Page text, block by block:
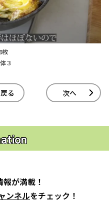
枚
３
る 次へ
が満載！
ンネルをチェック！